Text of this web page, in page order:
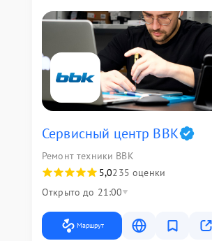
Сервисный центр BBK
Ремонт техники BBK
5,0235 оценки
Открыто до 21:00
Маршрут